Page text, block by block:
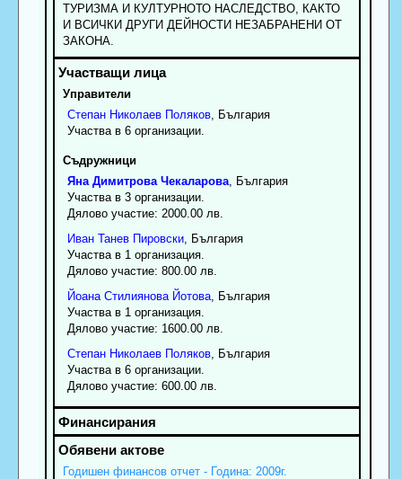
ТУРИЗМА И КУЛТУРНОТО НАСЛЕДСТВО, КАКТО
И ВСИЧКИ ДРУГИ ДЕЙНОСТИ НЕЗАБРАНЕНИ ОТ
ЗАКОНА.
Управители
Степан Николаев Поляков, България
Участва в 6 организации.
Съдружници
Яна Димитрова Чекаларова, България
Участва в 3 организации.
Дялово участие: 2000.00 лв.
Иван Танев Пировски, България
Участва в 1 организация.
Дялово участие: 800.00 лв.
Йоана Стилиянова Йотова, България
Участва в 1 организация.
Дялово участие: 1600.00 лв.
Степан Николаев Поляков, България
Участва в 6 организации.
Дялово участие: 600.00 лв.
Годишен финансов отчет - Година: 2009г.